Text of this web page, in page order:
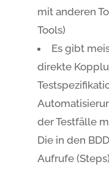
mit anderen
Tools)
Es gibt
direkte
der Testfälle
Die in den
Aufrufe